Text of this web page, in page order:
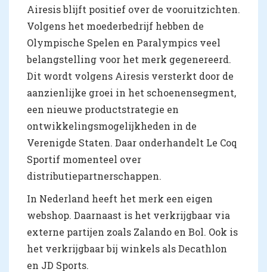
Airesis blijft positief over de vooruitzichten.
Volgens het moederbedrijf hebben de
Olympische Spelen en Paralympics veel
belangstelling voor het merk gegenereerd.
Dit wordt volgens Airesis versterkt door de
aanzienlijke groei in het schoenensegment,
een nieuwe productstrategie en
ontwikkelingsmogelijkheden in de
Verenigde Staten. Daar onderhandelt Le Coq
Sportif momenteel over
distributiepartnerschappen.
In Nederland heeft het merk een eigen
webshop. Daarnaast is het verkrijgbaar via
externe partijen zoals Zalando en Bol. Ook is
het verkrijgbaar bij winkels als Decathlon
en JD Sports.